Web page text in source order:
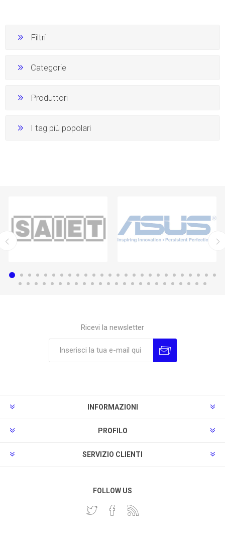
Filtri
Categorie
Produttori
I tag più popolari
Ricevi la newsletter
INFORMAZIONI
PROFILO
SERVIZIO CLIENTI
FOLLOW US